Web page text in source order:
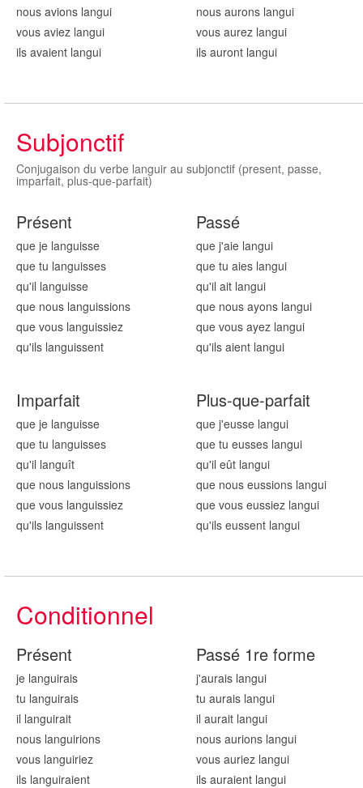
nous avions langui
vous aviez langui
ils avaient langui
nous aurons langui
vous aurez langui
ils auront langui
Subjonctif
Conjugaison du verbe languir au subjonctif (present, passe,
imparfait, plus-que-parfait)
Présent
que je languisse
que tu languisses
qu'il languisse
que nous languissions
que vous languissiez
qu'ils languissent
Passé
que j'aie langui
que tu aies langui
qu'il ait langui
que nous ayons langui
que vous ayez langui
qu'ils aient langui
Imparfait
que je languisse
que tu languisses
qu'il languît
que nous languissions
que vous languissiez
qu'ils languissent
Plus-que-parfait
que j'eusse langui
que tu eusses langui
qu'il eût langui
que nous eussions langui
que vous eussiez langui
qu'ils eussent langui
Conditionnel
Présent
je languirais
tu languirais
il languirait
nous languirions
vous languiriez
ils languiraient
Passé 1re forme
j'aurais langui
tu aurais langui
il aurait langui
nous aurions langui
vous auriez langui
ils auraient langui